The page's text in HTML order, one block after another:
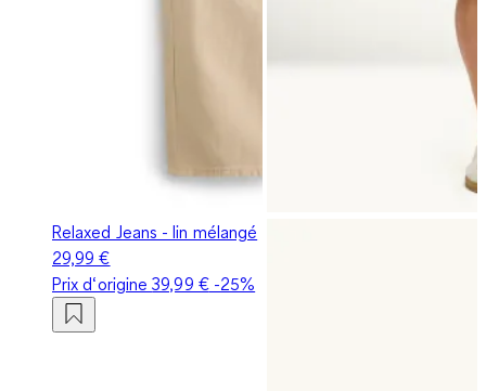
Relaxed Jeans - lin mélangé
29,99 €
Prix d‘origine39,99 €-25%